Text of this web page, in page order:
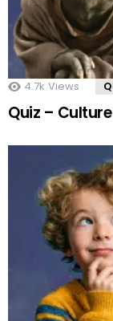
4.7k Views
Quiz –